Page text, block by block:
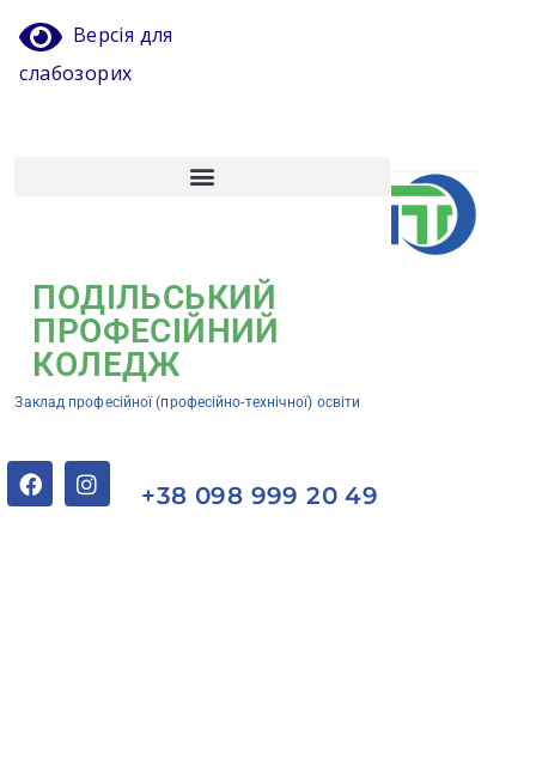
Версія для
слабозорих
ПОДІЛЬСЬКИЙ
ПРОФЕСІЙНИЙ
КОЛЕДЖ
Заклад професійної (професійно-технічної) освіти
+38 098 999 20 49